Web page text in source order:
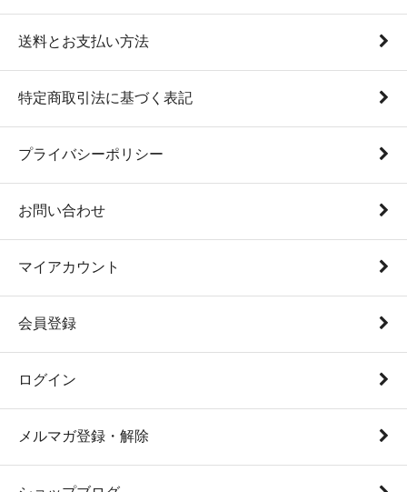
送料とお支払い方法
特定商取引法に基づく表記
プライバシーポリシー
お問い合わせ
マイアカウント
会員登録
ログイン
メルマガ登録・解除